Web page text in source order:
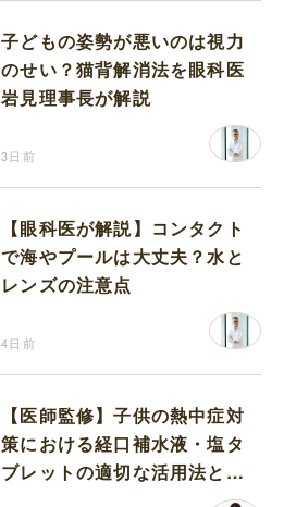
子どもの姿勢が悪いのは視力
のせい？猫背解消法を眼科医
岩見理事長が解説
3日前
【眼科医が解説】コンタクト
で海やプールは大丈夫？水と
レンズの注意点
4日前
【医師監修】子供の熱中症対
策における経口補水液・塩タ
ブレットの適切な活用法と水